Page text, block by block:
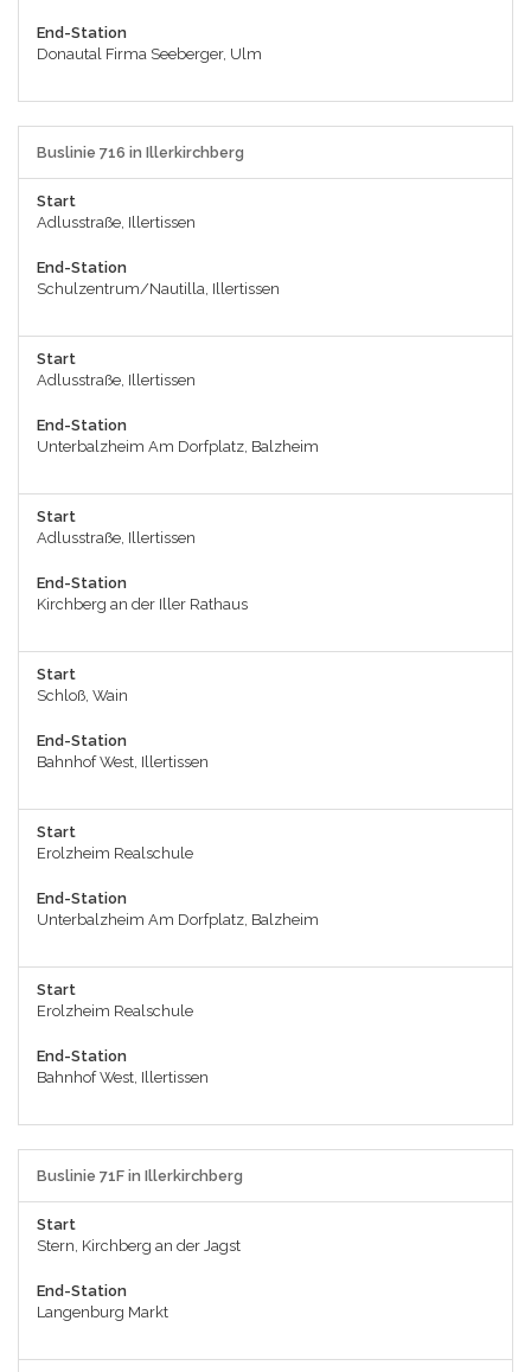
End-Station
Donautal Firma Seeberger, Ulm
Buslinie 716 in Illerkirchberg
Start
Adlusstraße, Illertissen
End-Station
Schulzentrum/Nautilla, Illertissen
Start
Adlusstraße, Illertissen
End-Station
Unterbalzheim Am Dorfplatz, Balzheim
Start
Adlusstraße, Illertissen
End-Station
Kirchberg an der Iller Rathaus
Start
Schloß, Wain
End-Station
Bahnhof West, Illertissen
Start
Erolzheim Realschule
End-Station
Unterbalzheim Am Dorfplatz, Balzheim
Start
Erolzheim Realschule
End-Station
Bahnhof West, Illertissen
Buslinie 71F in Illerkirchberg
Start
Stern, Kirchberg an der Jagst
End-Station
Langenburg Markt